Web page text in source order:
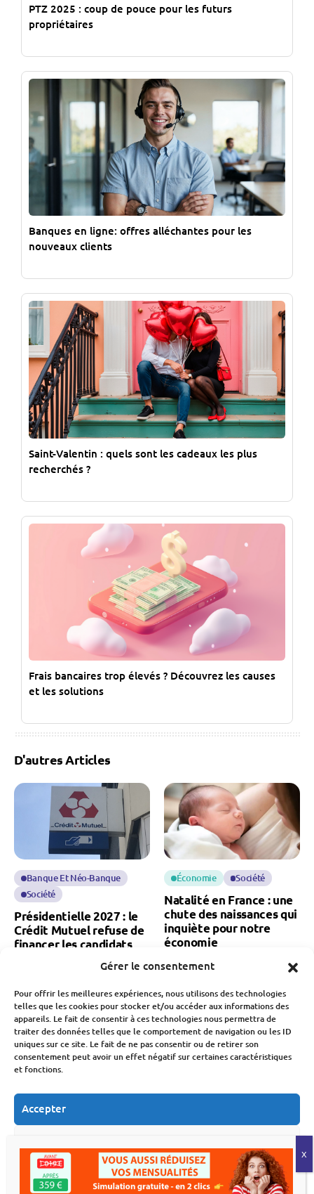
Gérer le consentement
Pour offrir les meilleures expériences, nous utilisons des technologies
telles que les cookies pour stocker et/ou accéder aux informations des
appareils. Le fait de consentir à ces technologies nous permettra de
traiter des données telles que le comportement de navigation ou les ID
uniques sur ce site. Le fait de ne pas consentir ou de retirer son
consentement peut avoir un effet négatif sur certaines caractéristiques
et fonctions.
Accepter
Voir les préférences
PTZ 2025 : coup de pouce pour les futurs
propriétaires
Banques en ligne: offres alléchantes pour les
nouveaux clients
Saint-Valentin : quels sont les cadeaux les plus
recherchés ?
Frais bancaires trop élevés ? Découvrez les causes
et les solutions
D'autres Articles
Banque Et Néo-Banque
Société
Présidentielle 2027 : le
Crédit Mutuel refuse de
financer les candidats
Économie Société
Natalité en France : une
chute des naissances qui
inquiète pour notre
économie
Fabien Monvoisin
Assurance Économie
Incendies 2026 : une
3 milliards d’euros
Fabien Monvoisin
6 Août 2026
Économie Immobilier
crise
Fabien Monvoisin
6 Août 2026